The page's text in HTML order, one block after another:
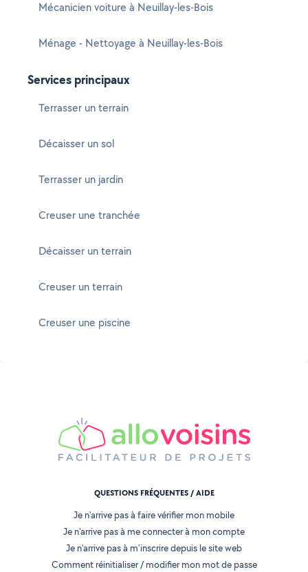
Mécanicien voiture à Neuillay-les-Bois
Ménage - Nettoyage à Neuillay-les-Bois
Services principaux
Terrasser un terrain
Décaisser un sol
Terrasser un jardin
Creuser une tranchée
Décaisser un terrain
Creuser un terrain
Creuser une piscine
QUESTIONS FRÉQUENTES / AIDE
Je n'arrive pas à faire vérifier mon mobile
Je n'arrive pas à me connecter à mon compte
Je n'arrive pas à m'inscrire depuis le site web
Comment réinitialiser / modifier mon mot de passe